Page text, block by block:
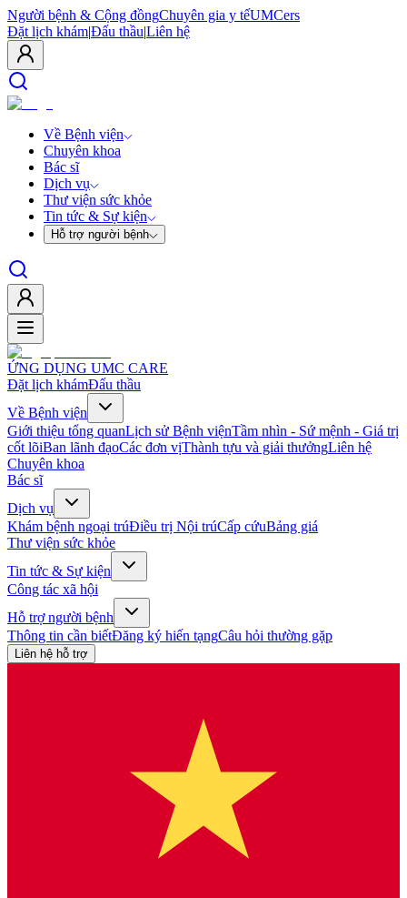
Người bệnh & Cộng đồngChuyên gia y tếUMCers
Đặt lịch khám|Đấu thầu|Liên hệ
Về Bệnh viện
Chuyên khoa
Bác sĩ
Dịch vụ
Thư viện sức khỏe
Tin tức & Sự kiện
Hỗ trợ người bệnh
ỨNG DỤNG UMC CARE
Đặt lịch khámĐấu thầu
Về Bệnh viện
Giới thiệu tổng quanLịch sử Bệnh việnTầm nhìn - Sứ mệnh - Giá trị
cốt lõiBan lãnh đạoCác đơn vịThành tựu và giải thưởngLiên hệ
Chuyên khoa
Bác sĩ
Dịch vụ
Khám bệnh ngoại trúĐiều trị Nội trúCấp cứuBảng giá
Thư viện sức khỏe
Tin tức & Sự kiện
Công tác xã hội
Hỗ trợ người bệnh
Thông tin cần biếtĐăng ký hiến tạngCâu hỏi thường gặp
Liên hệ hỗ trợ